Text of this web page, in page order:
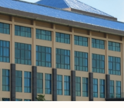
口语传播系
国际传播研究中心
国际传播研究院
出版研究院
特聘研究生导师
行政教辅
在站博士后